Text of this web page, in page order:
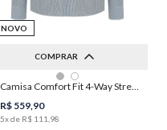
NOVO
COMPRAR
4 5
R$ 559 90
5x de R$ 111 98